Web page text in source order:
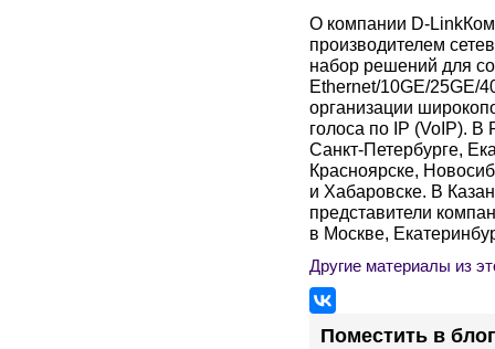
О компании D-
производителем
набор решений для
Ethernet/10GE/25GE/
организации
голоса по IP (VoIP).
Санкт-Петербурге,
Красноярске,
и Хабаровске. В
представители
в Москве,
Другие материалы из
Поместить в блог